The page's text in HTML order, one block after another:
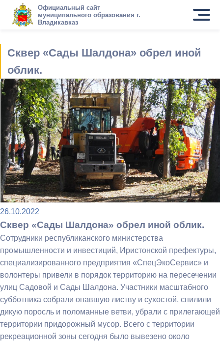
Официальный сайт
муниципального образования г.
Владикавказ
Сквер «Сады Шалдона» обрел иной
облик.
26.10.2022
Сквер «Сады Шалдона» обрел иной облик.
Сотрудники республиканского министерства
промышленности и инвестиций, Иристонской префектуры,
специализированного предприятия «СпецЭкоСервис» и
волонтеры привели в порядок территорию на пересечении
улиц Садовой и Сады Шалдона. Участники масштабного
субботника собрали опавшую листву и сухостой, спилили
дикую поросль и поломанные ветви, убрали с прилегающей
территории придорожный мусор. Всего с территории
рекреационной зоны сегодня было вывезено около